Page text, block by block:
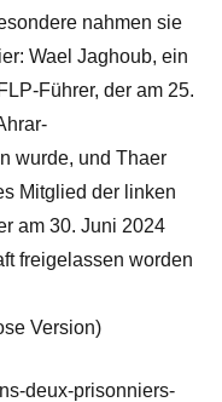
nahmen sie
Wael Jaghoub, ein
Führer, der am 25.
wurde, und Thaer
Mitglied der linken
am 30. Juni 2024
freigelassen worden
Version)
deux-prisonniers-